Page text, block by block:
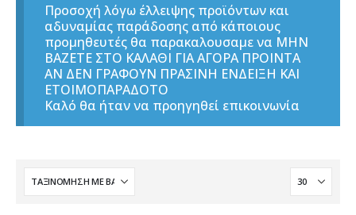
Προσοχή λόγω έλλειψης προϊόντων και
αδυναμίας παράδοσης από κάποιους
προμηθευτές θα παρακαλουσαμε να ΜΗΝ
ΒΑΖΕΤΕ ΣΤΟ ΚΑΛΑΘΙ ΓΙΑ ΑΓΟΡΑ ΠΡΟΙΝΤΑ
ΑΝ ΔΕΝ ΓΡΑΦΟΥΝ ΠΡΑΣΙΝΗ ΕΝΔΕΙΞΗ ΚΑΙ
ΕΤΟΙΜΟΠΑΡΑΔΟΤΟ
Καλό θα ήταν να προηγηθεί επικοινωνία